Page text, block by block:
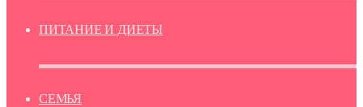
ПИТАНИЕ И ДИЕТЫ
СЕМЬЯ